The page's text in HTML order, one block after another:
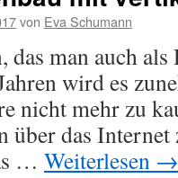
von Eva Schumann
das man auch
wird es
nicht mehr zu
über das Internet
… Weiterlesen →